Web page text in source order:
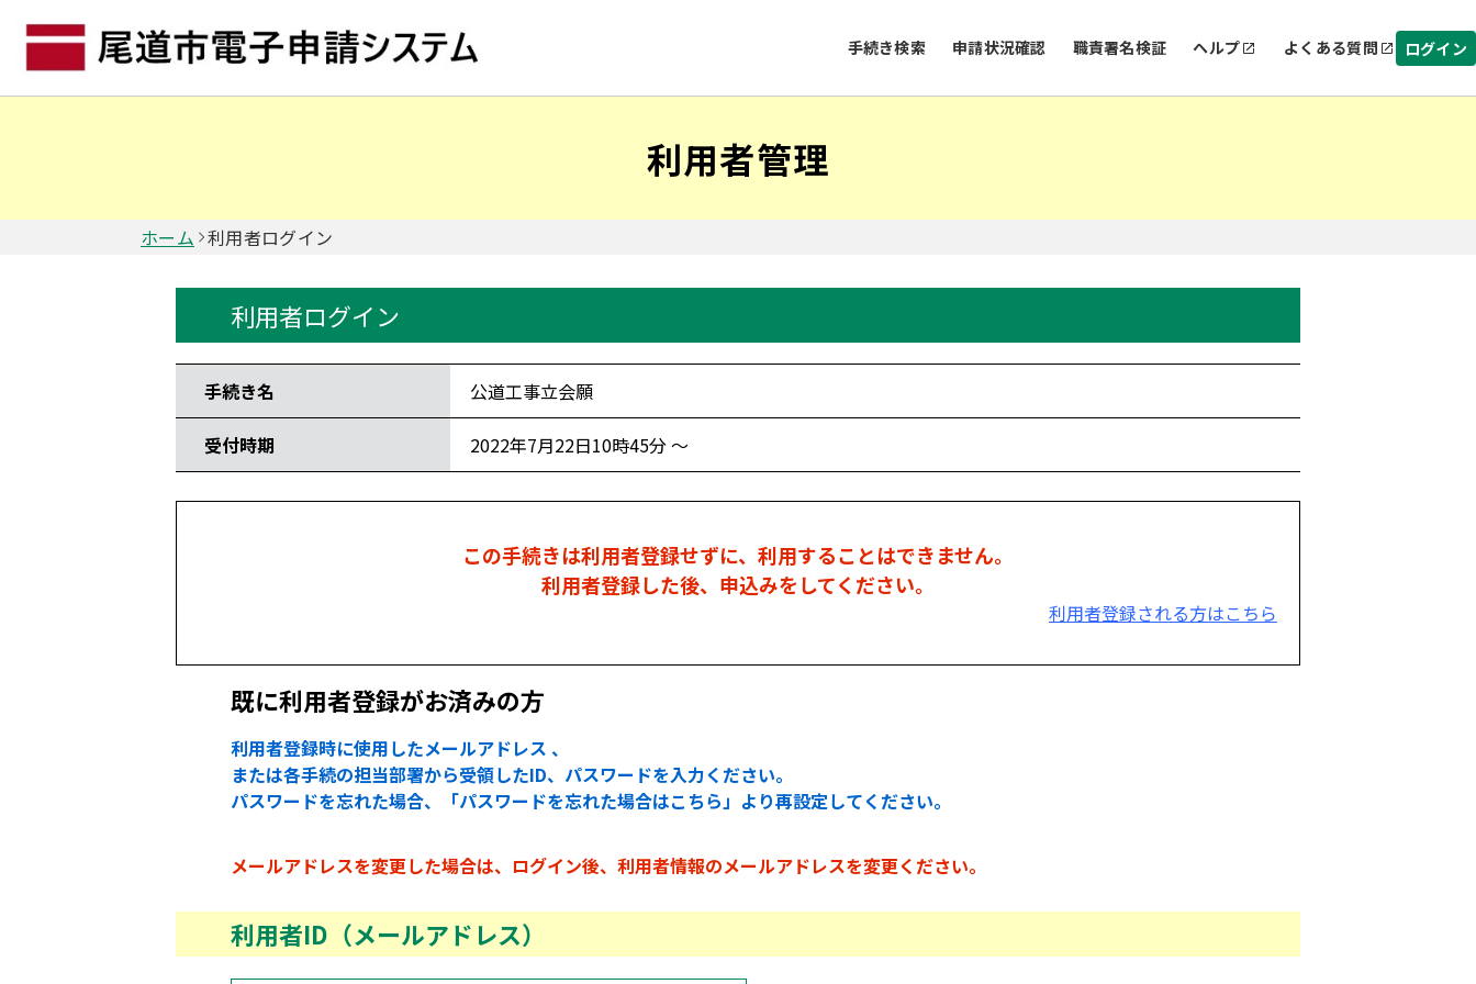
手続き検索 申請状況確認 職責署名検証 ヘルプ よくある質問 ログイン
利用者管理
ホーム 利用者ログイン
利用者ログイン
手続き名 公道工事立会願
受付時期 2022年7月22日10時45分 ～
この手続きは利用者登録せずに、利用することはできません。
利用者登録した後、申込みをしてください。
利用者登録される方はこちら
既に利用者登録がお済みの方
利用者登録時に使用したメールアドレス 、
または各手続の担当部署から受領したID、パスワードを入力ください。
パスワードを忘れた場合、「パスワードを忘れた場合はこちら」より再設定してください。
メールアドレスを変更した場合は、ログイン後、利用者情報のメールアドレスを変更ください。
利用者ID（メールアドレス）